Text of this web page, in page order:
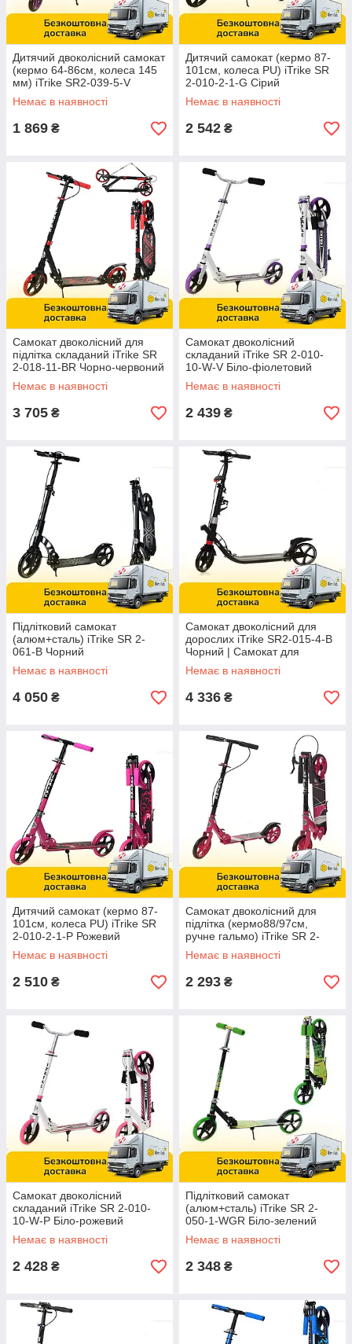
Дитячий двоколісний самокат
(кермо 64-86см, колеса 145
мм) iTrike SR2-039-5-V
Фіолетовий
Немає в наявності
1 869 ₴
Дитячий самокат (кермо 87-
101см, колеса PU) iTrike SR
2-010-2-1-G Сірий
Немає в наявності
2 542 ₴
Самокат двоколісний для
підлітка складаний iTrike SR
2-018-11-BR Чорно-червоний
| Самокат для підлітка
Немає в наявності
3 705 ₴
Самокат двоколісний
складаний iTrike SR 2-010-
10-W-V Біло-фіолетовий
Немає в наявності
2 439 ₴
Підлітковий самокат
(алюм+сталь) iTrike SR 2-
061-B Чорний
Немає в наявності
4 050 ₴
Самокат двоколісний для
дорослих iTrike SR2-015-4-B
Чорний | Самокат для
дорослих
Немає в наявності
4 336 ₴
Дитячий самокат (кермо 87-
101см, колеса PU) iTrike SR
2-010-2-1-P Рожевий
Немає в наявності
2 510 ₴
Самокат двоколісний для
підлітка (кермо88/97см,
ручне гальмо) iTrike SR 2-
008-P Рожевий
Немає в наявності
2 293 ₴
Самокат двоколісний
складаний iTrike SR 2-010-
10-W-P Біло-рожевий
Немає в наявності
2 428 ₴
Підлітковий самокат
(алюм+сталь) iTrike SR 2-
050-1-WGR Біло-зелений
Немає в наявності
2 348 ₴